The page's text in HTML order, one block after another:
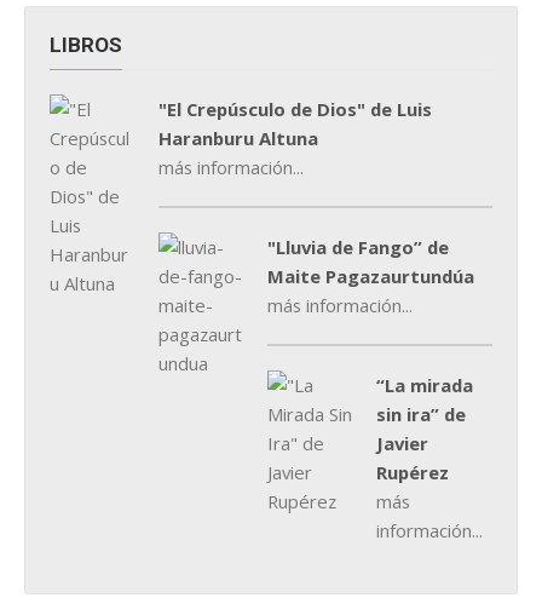
LIBROS
"El Crepúsculo de Dios" de Luis
Haranburu Altuna
más información...
"Lluvia de Fango” de
Maite Pagazaurtundúa
más información...
“La mirada
sin ira” de
Javier
Rupérez
más
información...